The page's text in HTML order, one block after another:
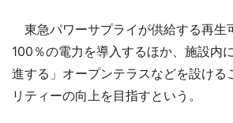
東急パワーサプライが供給する再生
100％の電力を導入するほか、施設内
進する」オープンテラスなどを設ける
リティーの向上を目指すという。